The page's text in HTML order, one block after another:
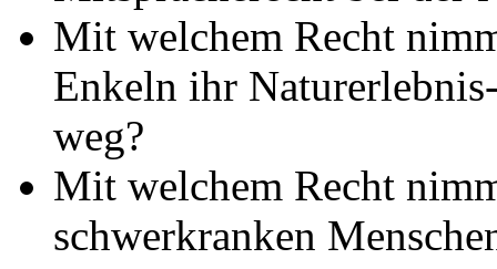
Mit welchem Recht
Enkeln ihr
weg?
Mit welchem Recht
schwerkranken